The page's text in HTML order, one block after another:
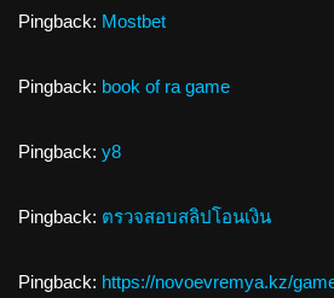
Pingback: Mostbet
Pingback: book of ra game
Pingback: y8
Pingback: ตรวจสอบสลิปโอนเงิน
Pingback: https://novoevremya.kz/